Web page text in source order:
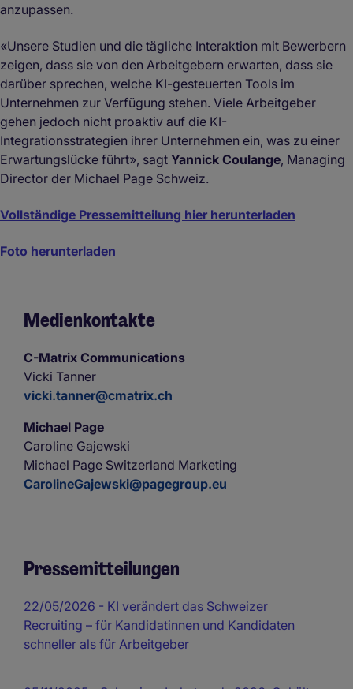
anzupassen.
«Unsere Studien und die tägliche Interaktion mit Bewerbern
zeigen, dass sie von den Arbeitgebern erwarten, dass sie
darüber sprechen, welche KI-gesteuerten Tools im
Unternehmen zur Verfügung stehen. Viele Arbeitgeber
gehen jedoch nicht proaktiv auf die KI-
Integrationsstrategien ihrer Unternehmen ein, was zu einer
Erwartungslücke führt», sagt Yannick Coulange, Managing
Director der Michael Page Schweiz.
Vollständige Pressemitteilung hier herunterladen
Foto herunterladen
Medienkontakte
C-Matrix Communications
Vicki Tanner
vicki.tanner@cmatrix.ch
Michael Page
Caroline Gajewski
Michael Page Switzerland Marketing
CarolineGajewski@pagegroup.eu
Pressemitteilungen
22/05/2026 - KI verändert das Schweizer
Recruiting – für Kandidatinnen und Kandidaten
schneller als für Arbeitgeber